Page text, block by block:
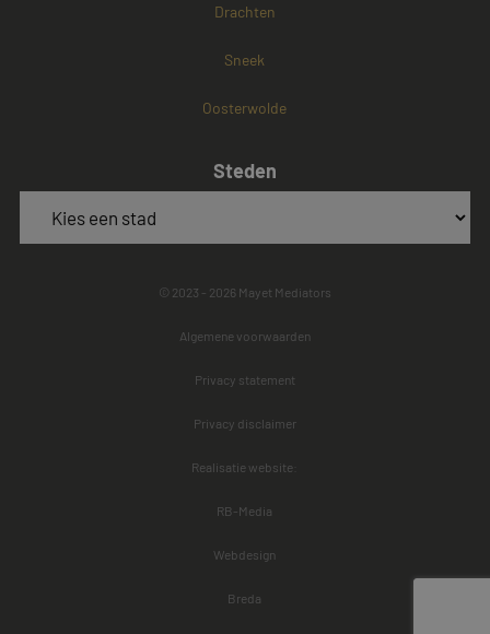
Drachten
Sneek
Oosterwolde
Steden
© 2023 - 2026 Mayet Mediators
Algemene voorwaarden
Privacy statement
Privacy disclaimer
Realisatie website:
RB-Media
Webdesign
Breda